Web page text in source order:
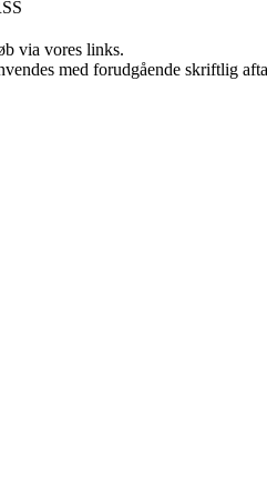
via vores links.
med forudgående skriftlig